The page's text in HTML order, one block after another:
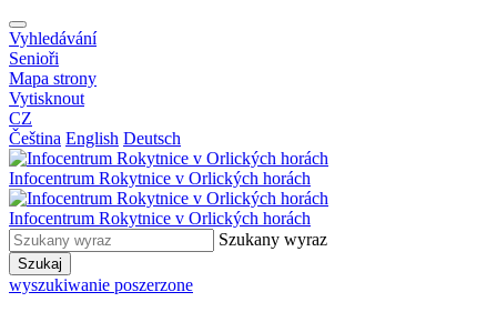
Vyhledávání
Senioři
Mapa strony
Vytisknout
CZ
Čeština English Deutsch
Infocentrum Rokytnice v Orlických horách
Infocentrum Rokytnice v Orlických horách
Szukany wyraz
Szukaj
wyszukiwanie poszerzone